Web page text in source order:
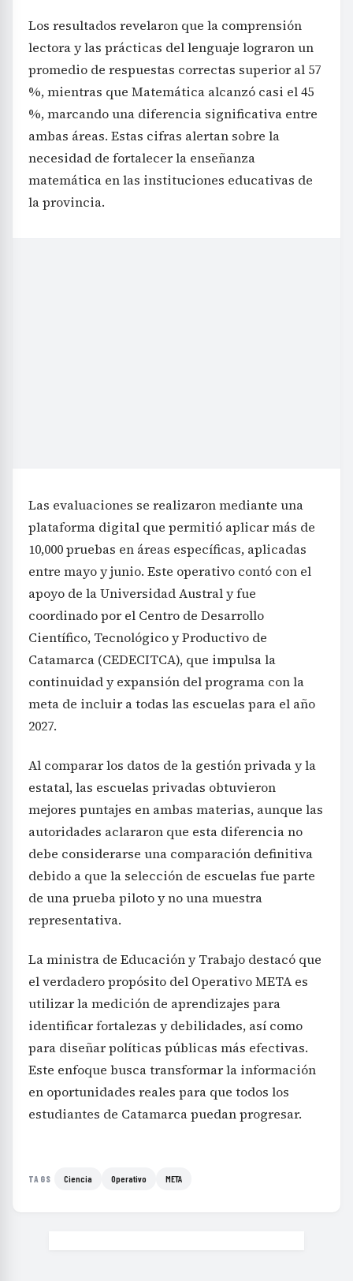
Los resultados revelaron que la comprensión
lectora y las prácticas del lenguaje lograron un
promedio de respuestas correctas superior al 57
%, mientras que Matemática alcanzó casi el 45
%, marcando una diferencia significativa entre
ambas áreas. Estas cifras alertan sobre la
necesidad de fortalecer la enseñanza
matemática en las instituciones educativas de
la provincia.
Las evaluaciones se realizaron mediante una
plataforma digital que permitió aplicar más de
10,000 pruebas en áreas específicas, aplicadas
entre mayo y junio. Este operativo contó con el
apoyo de la Universidad Austral y fue
coordinado por el Centro de Desarrollo
Científico, Tecnológico y Productivo de
Catamarca (CEDECITCA), que impulsa la
continuidad y expansión del programa con la
meta de incluir a todas las escuelas para el año
2027.
Al comparar los datos de la gestión privada y la
estatal, las escuelas privadas obtuvieron
mejores puntajes en ambas materias, aunque las
autoridades aclararon que esta diferencia no
debe considerarse una comparación definitiva
debido a que la selección de escuelas fue parte
de una prueba piloto y no una muestra
representativa.
La ministra de Educación y Trabajo destacó que
el verdadero propósito del Operativo META es
utilizar la medición de aprendizajes para
identificar fortalezas y debilidades, así como
para diseñar políticas públicas más efectivas.
Este enfoque busca transformar la información
en oportunidades reales para que todos los
estudiantes de Catamarca puedan progresar.
TAGS Ciencia Operativo META